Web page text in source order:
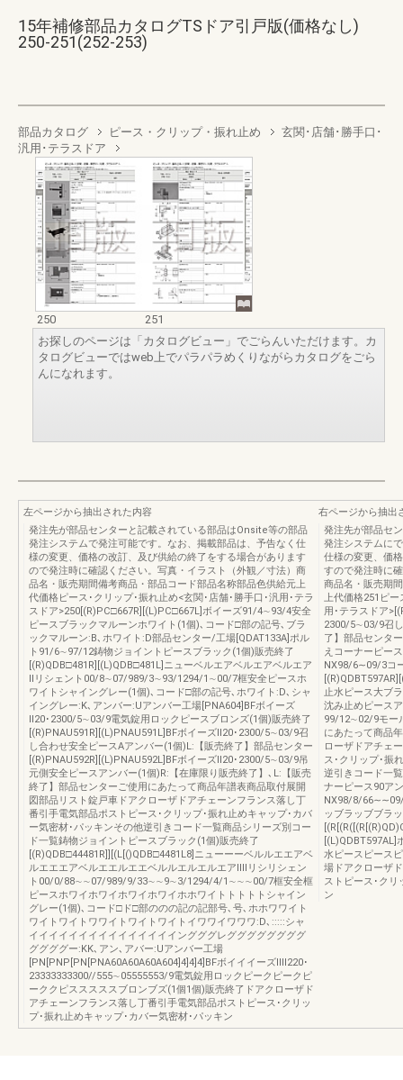
15年補修部品カタログTSドア引戸版(価格なし)
250-251(252-253)
部品カタログ ピース・クリップ・振れ止め
玄関･店舗･勝手口･
汎用･テラスドア
250
251
お探しのページは「カタログビュー」でごらんいただけます。カ
タログビューではweb上でパラパラめくりながらカタログをごら
んになれます。
左ページから抽出された内容
発注先が部品センターと記載されている部品はOnsite等の部品
発注システムで発注可能です。なお、掲載部品は、予告なく仕
様の変更、価格の改訂、及び供給の終了をする場合があります
ので発注時に確認ください。写真・イラスト（外観／寸法）商
品名・販売期間備考商品・部品コード部品名称部品色供給元上
代価格ピース･クリップ･振れ止め<玄関･店舗･勝手口･汎用･テラ
スドア>250[(R)PC□667R][(L)PC□667L]ボイーズ91/4∼93/4安全
ピースブラックマルーンホワイト(1個)､コード□部の記号､ブラ
ックマルーン:B､ホワイト:D部品センター/工場[QDAT133A]ポル
ト91/6∼97/12鋳物ジョイントピースブラック(1個)販売終了
[(R)QDB□481R][(L)QDB□481L]ニューベルエアベルエアベルエア
Ⅱリシェント00/8∼07/989/3∼93/1294/1∼00/7框安全ピースホ
ワイトシャイングレー(1個)､コード□部の記号､ホワイト:D､シャ
イングレー:K､アンバー:Uアンバー工場[PNA604]BFボイーズ
Ⅱ20･2300/5∼03/9電気錠用ロックピースブロンズ(1個)販売終了
[(R)PNAU591R][(L)PNAU591L]BFボイーズⅡ20･2300/5∼03/9召
し合わせ安全ピースAアンバー(1個)L:【販売終了】部品センター
[(R)PNAU592R][(L)PNAU592L]BFボイーズⅡ20･2300/5∼03/9吊
元側安全ピースアンバー(1個)R:【在庫限り販売終了】､L:【販売
終了】部品センターご使用にあたって商品年譜表商品取付展開
図部品リスト錠戸車ドアクローザドアチェーンフランス落し丁
番引手電気部品ポストピース･クリップ･振れ止めキャップ･カバ
ー気密材･パッキンその他逆引きコード一覧商品シリーズ別コー
ド一覧鋳物ジョイントピースブラック(1個)販売終了
[(R)QDB□44481R]][(L[()QDB□4481L8]ニューーーベルルエエアベ
ルエエエアベルエエルエエベルルエルエルエアⅡⅡリシリシェン
ト00/0/88∼∼07/989/9/33∼∼9∼3/1294/4/1∼∼∼00/7框安全框
ピースホワイホワイホワイホワイホホワイトトトトトシャイン
グレー(1個)､コード□ド□部ののの記の記部号､号､ホホワワイト
ワイトワイトワワイトワイトワイトイワワイワワワ:D､:::::シャ
イイイイイイイイイイイイイイイングググレググググググググ
ググググー:KK､アン､アバー:Uアンバー工場
[PN[PNP[PN[PNA60A60A60A604]4]4]4]BFボイイイーズⅡⅡ220･
23333333300//555∼05555553/9電気錠用ロックピークピークピ
ーククピスススススブロンブズ(1個1個)販売終了ドアクローザド
アチェーンフランス落し丁番引手電気部品ポストピース･クリッ
プ･振れ止めキャップ･カバー気密材･パッキン
右ページから抽出
発注先が部品セ
発注システムに
仕様の変更、価
すので発注時に
商品名・販売期
上代価格251ピー
用･テラスドア
2300/5∼03/9召
了】部品センタ
えコーナーピー
NX98/6∼09/3コ
止水ピース大ブ
沈み止めピース
99/12∼02/9モー
にあたって商品
ローザドアチェ
ス･クリップ･振
逆引きコード一
ナーピース90ア
NX98/8/66∼∼09/
ッブラッブブラ
水ピースピース
場ドアクローザ
ストピース･クリ
ン